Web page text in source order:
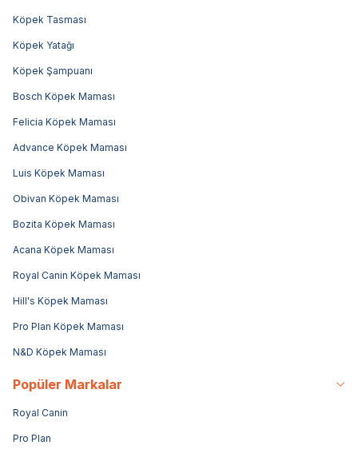
Köpek Tasması
Köpek Yatağı
Köpek Şampuanı
Bosch Köpek Maması
Felicia Köpek Maması
Advance Köpek Maması
Luis Köpek Maması
Obivan Köpek Maması
Bozita Köpek Maması
Acana Köpek Maması
Royal Canin Köpek Maması
Hill's Köpek Maması
Pro Plan Köpek Maması
N&D Köpek Maması
Popüler Markalar
Royal Canin
Pro Plan